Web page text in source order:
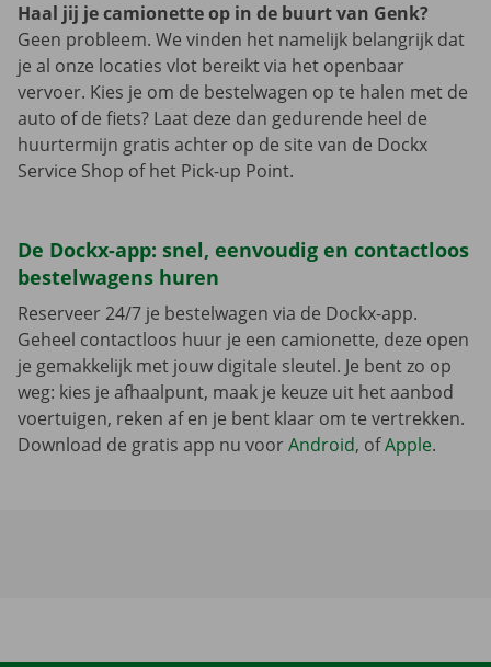
Haal jij je camionette op in de buurt van Genk?
Geen probleem. We vinden het namelijk belangrijk dat
je al onze locaties vlot bereikt via het openbaar
vervoer. Kies je om de bestelwagen op te halen met de
auto of de fiets? Laat deze dan gedurende heel de
huurtermijn gratis achter op de site van de Dockx
Service Shop of het Pick-up Point.
De Dockx-app: snel, eenvoudig en contactloos
bestelwagens huren
Reserveer 24/7 je bestelwagen via de Dockx-app.
Geheel contactloos huur je een camionette, deze open
je gemakkelijk met jouw digitale sleutel. Je bent zo op
weg: kies je afhaalpunt, maak je keuze uit het aanbod
voertuigen, reken af en je bent klaar om te vertrekken.
Download de gratis app nu voorAndroid, ofApple.